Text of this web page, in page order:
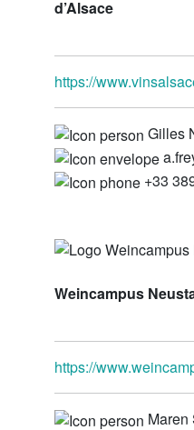
d’Alsace
https://
Gilles
+33
Weincampus
https://
Maren